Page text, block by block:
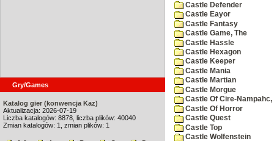
Gry/Games
Katalog gier (konwencja Kaz)
Aktualizacja: 2026-07-19
Liczba katalogów: 8878, liczba plików: 40040
Zmian katalogów: 1, zmian plików: 1
Castle Defender
Castle Eayor
Castle Fantasy
Castle Game, The
Castle Hassle
Castle Hexagon
Castle Keeper
Castle Mania
Castle Martian
Castle Morgue
Castle Of Cire-Nampahc,
Castle Of Horror
Castle Quest
Castle Top
Castle Wolfenstein